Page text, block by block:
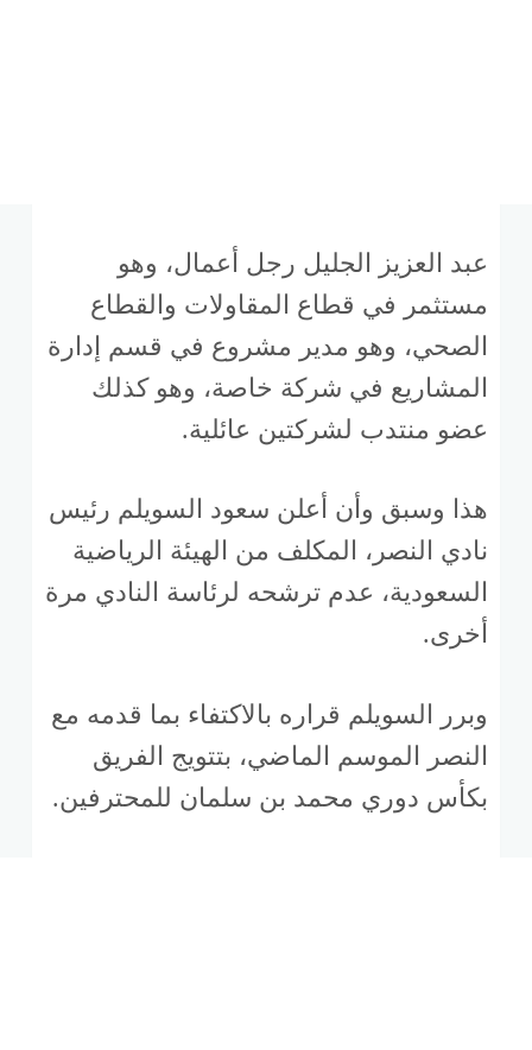
عبد العزيز الجليل رجل أعمال، وهو
مستثمر في قطاع المقاولات والقطاع
الصحي، وهو مدير مشروع في قسم إدارة
المشاريع في شركة خاصة، وهو كذلك
عضو منتدب لشركتين عائلية.
هذا وسبق وأن أعلن سعود السويلم رئيس
نادي النصر، المكلف من الهيئة الرياضية
السعودية، عدم ترشحه لرئاسة النادي مرة
أخرى.
وبرر السويلم قراره بالاكتفاء بما قدمه مع
النصر الموسم الماضي، بتتويج الفريق
بكأس دوري محمد بن سلمان للمحترفين.